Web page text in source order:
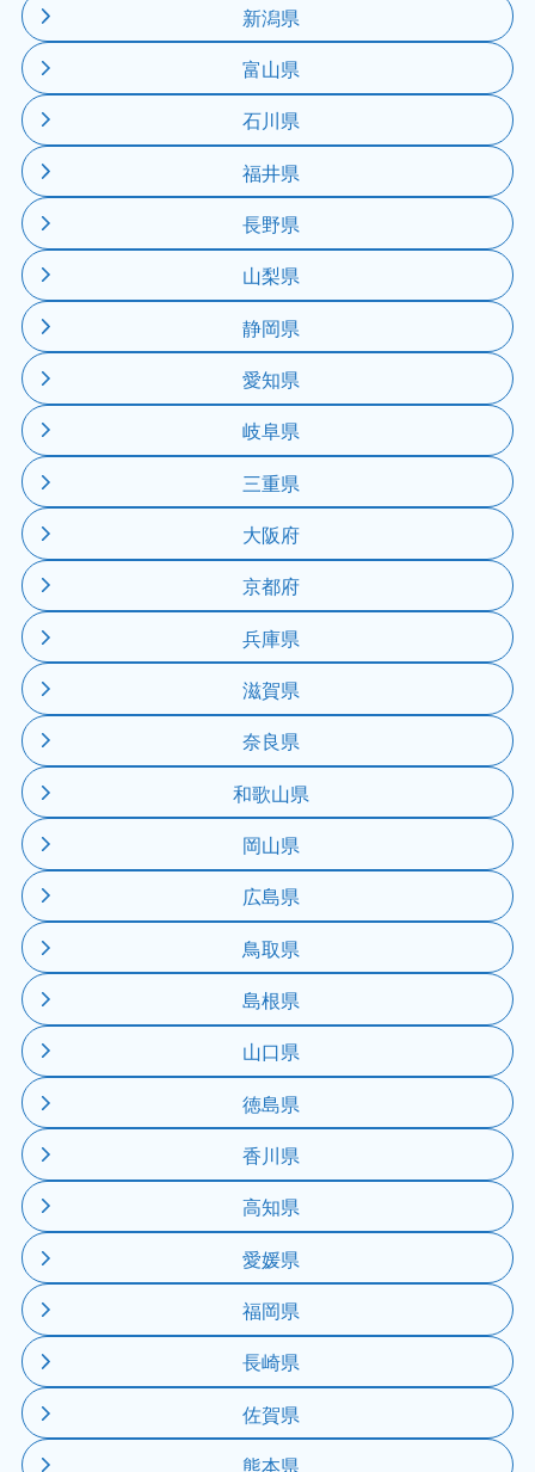
新潟県
富山県
石川県
福井県
長野県
山梨県
静岡県
愛知県
岐阜県
三重県
大阪府
京都府
兵庫県
滋賀県
奈良県
和歌山県
岡山県
広島県
鳥取県
島根県
山口県
徳島県
香川県
高知県
愛媛県
福岡県
長崎県
佐賀県
熊本県